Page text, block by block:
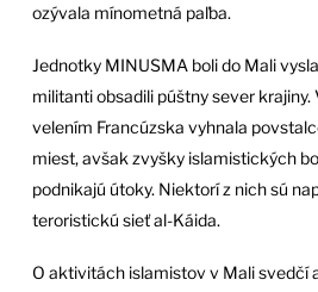
ozývala mínometná paľba.
Jednotky MINUSMA boli do Mali
militanti obsadili púštny sever
velením Francúzska vyhnala
miest, avšak zvyšky islamistických
podnikajú útoky. Niektorí z nich sú
teroristickú sieť al-Káida.
O aktivitách islamistov v Mali svedčí